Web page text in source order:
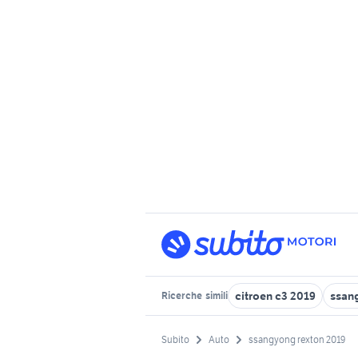
Ricerche simili citroen c3 2019
Subito Auto ssangyong rexton 2019